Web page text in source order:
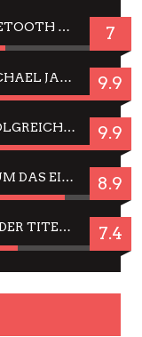
JBL TUNE 720BT: OVER EAR BLUETOOTH KOPFHÖRER UM DIE 50,-€ IM DAUER-TEST 7
WEGEN DES ERFOLGES – MJ: MICHAEL JACKSON MUSICAL IN EINER MATINEE SEHEN 9.9
JELLYFISH HAMBURG: DAS ERFOLGREICHE SOMMER-MENÜ 2025 IN GEFÜHLEN UND BILDERN 9.9
CÉSAR FÜR JIM CARREY? WARUM DAS EINER DER NERVIGSTEN ACTORS IST UND BLEIBT 8.9
JING JING: IN-THAI RÄUMT WIEDER TITEL AB – EIN ZWEI-STUNDEN-ERLEBNISBERICHT 7.4